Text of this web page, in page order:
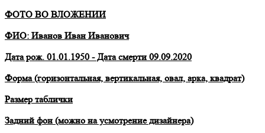
ФОТО ВО ВЛОЖЕНИИ
ФИО: Иванов Иван Иванович
Дата рож. 01.01.1950 - Дата смерти 09.09.2020
Форма (горизонтальная, вертикальная, овал, арка, квадрат)
Размер таблички
Задний фон (можно на усмотрение дизайнера)